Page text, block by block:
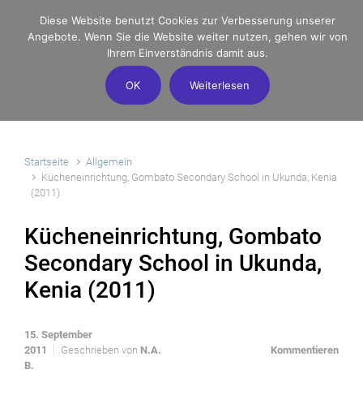
Zum Hauptinhalt springen
Startseite
Allgemein
Kücheneinrichtung, Gombato Secondary School in Ukunda, Kenia
(2011)
Kücheneinrichtung, Gombato
Secondary School in Ukunda,
Kenia (2011)
15. September
2011
Geschrieben von N.A.
B.
Kommentieren
Diese Website benutzt Cookies zur Verbesserung unserer
Angebote. Wenn Sie die Website weiter nutzen, gehen wir von
Ihrem Einverständnis damit aus.
OK Weiterlesen